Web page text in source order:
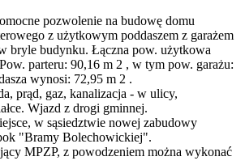
pozwolenie na budowę domu
z użytkowym poddaszem z garażem
bryle budynku. Łączna pow. użytkowa
parteru: 90,16 m 2 , w tym pow. garażu:
wynosi: 72,95 m 2 .
prąd, gaz, kanalizacja - w ulicy,
Wjazd z drogi gminnej.
w sąsiedztwie nowej zabudowy
"Bramy Bolechowickiej".
MPZP, z powodzeniem można wykonać